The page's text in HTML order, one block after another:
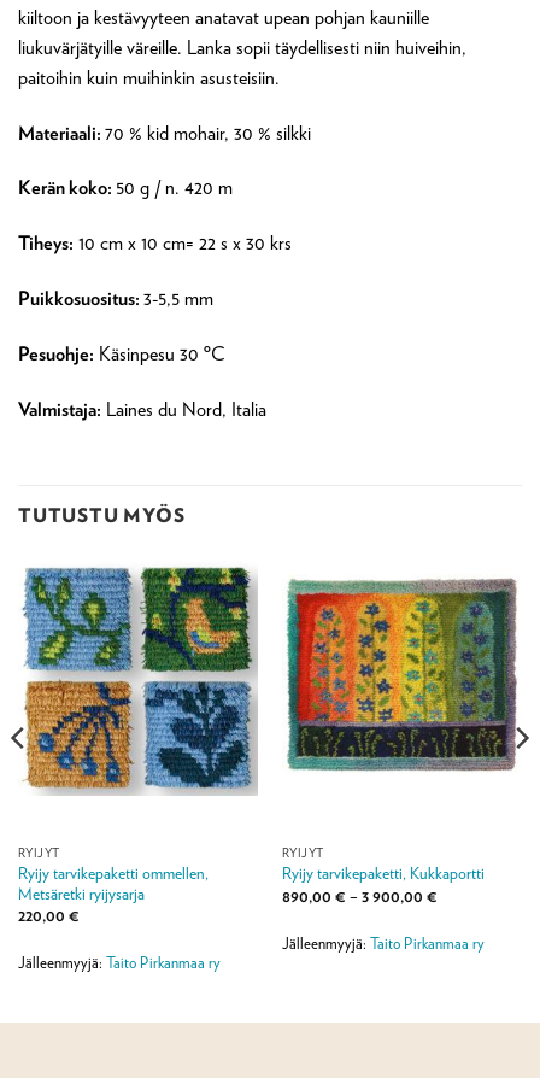
kiiltoon ja kestävyyteen anatavat upean pohjan kauniille
liukuvärjätyille väreille. Lanka sopii täydellisesti niin huiveihin,
paitoihin kuin muihinkin asusteisiin.
Materiaali: 70 % kid mohair, 30 % silkki
Kerän koko: 50 g / n. 420 m
Tiheys: 10 cm x 10 cm= 22 s x 30 krs
Puikkosuositus: 3-5,5 mm
Pesuohje: Käsinpesu 30 ºC
Valmistaja: Laines du Nord, Italia
TUTUSTU MYÖS
RYIJYT
Ryijy tarvikepaketti ommellen,
Metsäretki ryijysarja
220,00 €
Jälleenmyyjä: Taito Pirkanmaa ry
RYIJYT
Ryijy tarvikepaketti, Kukkaportti
890,00 € – 3 900,00 €Hintaluokka:
3
900,00 €
Jälleenmyyjä: Taito Pirkanmaa ry